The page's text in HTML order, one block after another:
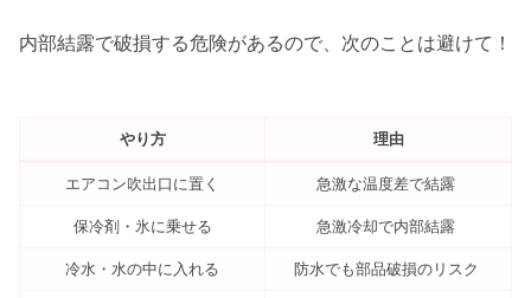
内部結露で破損する危険があるので、次のことは避けて！
やり方 理由
エアコン吹出口に置く 急激な温度差で結露
保冷剤・氷に乗せる 急激冷却で内部結露
冷水・水の中に入れる 防水でも部品破損のリスク